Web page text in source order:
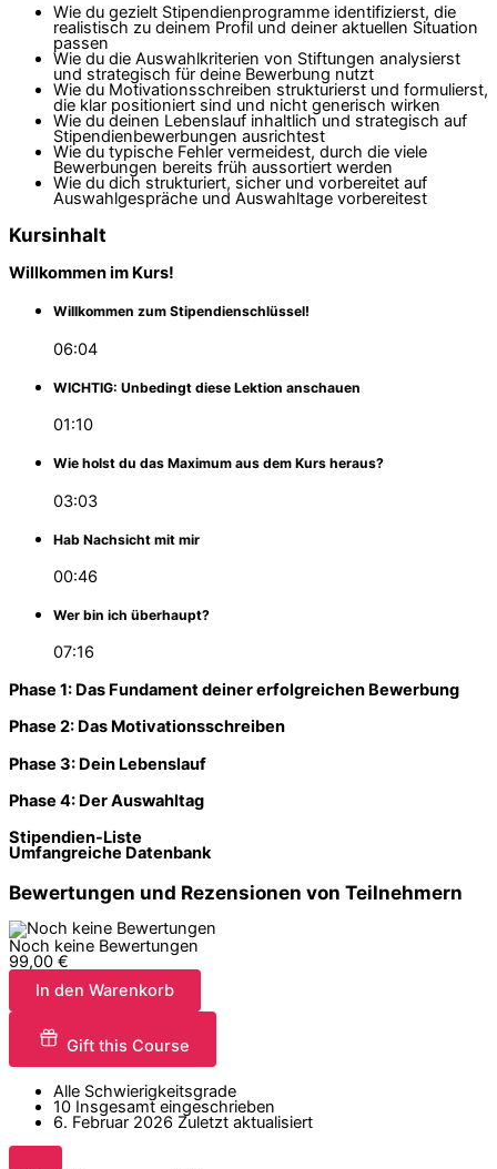
Wie du gezielt Stipendienprogramme identifizierst, die
realistisch zu deinem Profil und deiner aktuellen Situation
passen
Wie du die Auswahlkriterien von Stiftungen analysierst
und strategisch für deine Bewerbung nutzt
Wie du Motivationsschreiben strukturierst und formulierst,
die klar positioniert sind und nicht generisch wirken
Wie du deinen Lebenslauf inhaltlich und strategisch auf
Stipendienbewerbungen ausrichtest
Wie du typische Fehler vermeidest, durch die viele
Bewerbungen bereits früh aussortiert werden
Wie du dich strukturiert, sicher und vorbereitet auf
Auswahlgespräche und Auswahltage vorbereitest
Kursinhalt
Willkommen im Kurs!
Willkommen zum Stipendienschlüssel!
06:04
WICHTIG: Unbedingt diese Lektion anschauen
01:10
Wie holst du das Maximum aus dem Kurs heraus?
03:03
Hab Nachsicht mit mir
00:46
Wer bin ich überhaupt?
07:16
Phase 1: Das Fundament deiner erfolgreichen Bewerbung
Phase 2: Das Motivationsschreiben
Phase 3: Dein Lebenslauf
Phase 4: Der Auswahltag
Stipendien-Liste
Umfangreiche Datenbank
Bewertungen und Rezensionen von Teilnehmern
Noch keine Bewertungen
99,00 €
In den Warenkorb
Gift this Course
Alle Schwierigkeitsgrade
10 Insgesamt eingeschrieben
6. Februar 2026 Zuletzt aktualisiert